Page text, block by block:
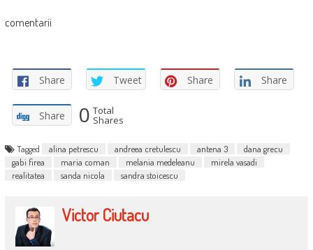
comentarii
Share Tweet Share Share
Share 0 Total
Shares
Tagged alina petrescu andreea cretulescu antena 3
dana grecu
gabi firea
maria coman melania medeleanu
mirela vasadi
realitatea
sanda nicola sandra stoicescu
Victor Ciutacu